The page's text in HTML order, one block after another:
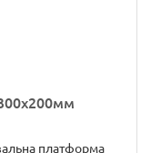
платформа